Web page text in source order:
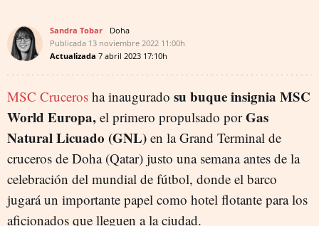
Sandra Tobar
Doha
Publicada 13 noviembre 2022 11:00h
Actualizada 7 abril 2023 17:10h
MSC Cruceros ha inaugurado su buque insignia MSC
World Europa, el primero propulsado porGas
Natural Licuado (GNL) en la Grand Terminal de
cruceros de Doha (Qatar) justo una semana antes de la
celebración del mundial de fútbol, donde el barco
jugará un importante papel como hotel flotante para los
aficionados que lleguen a la ciudad.